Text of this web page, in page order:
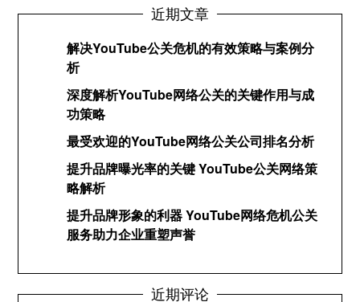
近期文章
解决YouTube公关危机的有效策略与案例分
析
深度解析YouTube网络公关的关键作用与成
功策略
最受欢迎的YouTube网络公关公司排名分析
提升品牌曝光率的关键 YouTube公关网络策
略解析
提升品牌形象的利器 YouTube网络危机公关
服务助力企业重塑声誉
近期评论